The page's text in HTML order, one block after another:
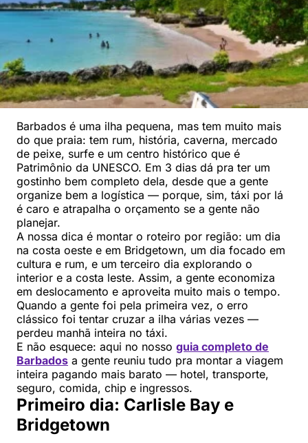
Barbados é uma ilha pequena, mas tem muito mais
do que praia: tem rum, história, caverna, mercado
de peixe, surfe e um centro histórico que é
Patrimônio da UNESCO. Em 3 dias dá pra ter um
gostinho bem completo dela, desde que a gente
organize bem a logística — porque, sim, táxi por lá
é caro e atrapalha o orçamento se a gente não
planejar.
A nossa dica é montar o roteiro por região: um dia
na costa oeste e em Bridgetown, um dia focado em
cultura e rum, e um terceiro dia explorando o
interior e a costa leste. Assim, a gente economiza
em deslocamento e aproveita muito mais o tempo.
Quando a gente foi pela primeira vez, o erro
clássico foi tentar cruzar a ilha várias vezes —
perdeu manhã inteira no táxi.
E não esquece: aqui no nosso guia completo de
Barbados a gente reuniu tudo pra montar a viagem
inteira pagando mais barato — hotel, transporte,
seguro, comida, chip e ingressos.
Primeiro dia: Carlisle Bay e
Bridgetown